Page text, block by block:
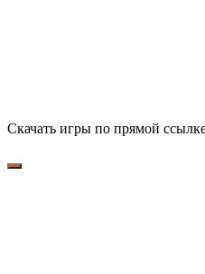
Скачать игры по прямой